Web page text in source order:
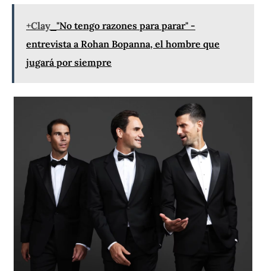
+Clay "No tengo razones para parar" -
entrevista a Rohan Bopanna, el hombre que
jugará por siempre